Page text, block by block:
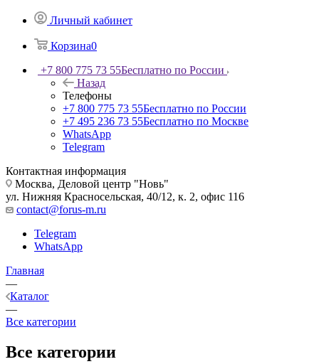
Личный кабинет
Корзина0
+7 800 775 73 55Бесплатно по России
Назад
Телефоны
+7 800 775 73 55Бесплатно по России
+7 495 236 73 55Бесплатно по Москве
WhatsApp
Telegram
Контактная информация
Москва, Деловой центр "Новь"
ул. Нижняя Красносельская, 40/12, к. 2, офис 116
contact@forus-m.ru
Telegram
WhatsApp
Главная
—
Каталог
—
Все категории
Все категории